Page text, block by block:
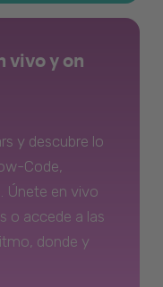
vivo y on
y descubre lo
Code,
Únete en vivo
o accede a las
donde y